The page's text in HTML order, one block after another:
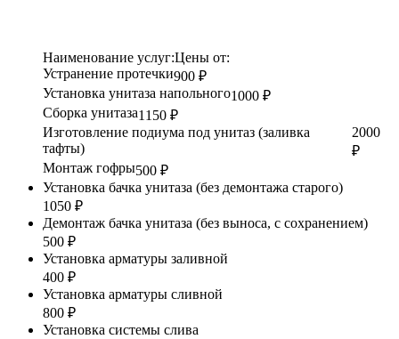
Наименование услуг:Цены от:
Устранение протечки900 ₽
Установка унитаза напольного1000 ₽
Сборка унитаза1150 ₽
Изготовление подиума под унитаз (заливка
тафты)
2000
₽
Монтаж гофры500 ₽
Установка бачка унитаза (без демонтажа старого)
1050 ₽
Демонтаж бачка унитаза (без выноса, с сохранением)
500 ₽
Установка арматуры заливной
400 ₽
Установка арматуры сливной
800 ₽
Установка системы слива